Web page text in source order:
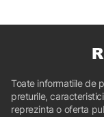
Toate informatiile de
preturile,
reprezinta o oferta